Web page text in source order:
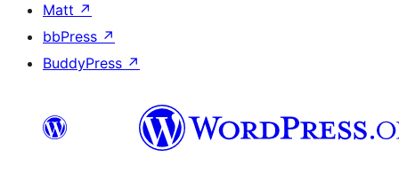
Matt ↗
bbPress ↗
BuddyPress ↗